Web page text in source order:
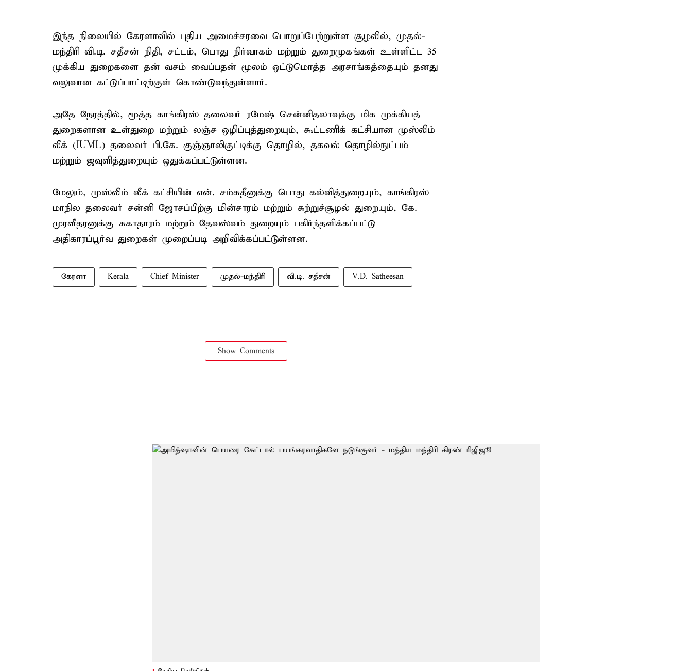
இந்த நிலையில் கேரளாவில் புதிய அமைச்சரவை பொறுப்பேற்றுள்ள சூழலில், முதல்-
மந்திரி வி.டி. சதீசன் நிதி, சட்டம், பொது நிர்வாகம் மற்றும் துறைமுகங்கள் உள்ளிட்ட 35
முக்கிய துறைகளை தன் வசம் வைப்பதன் மூலம் ஒட்டுமொத்த அரசாங்கத்தையும் தனது
வலுவான கட்டுப்பாட்டிற்குள் கொண்டுவந்துள்ளார்.
அதே நேரத்தில், மூத்த காங்கிரஸ் தலைவர் ரமேஷ் சென்னிதலாவுக்கு மிக முக்கியத்
துறைகளான உள்துறை மற்றும் லஞ்ச ஒழிப்புத்துறையும், கூட்டணிக் கட்சியான முஸ்லிம்
லீக் (IUML) தலைவர் பி.கே. குஞ்ஞாலிகுட்டிக்கு தொழில், தகவல் தொழில்நுட்பம்
மற்றும் ஜவுளித்துறையும் ஒதுக்கப்பட்டுள்ளன.
மேலும், முஸ்லிம் லீக் கட்சியின் என். சம்சுதீனுக்கு பொது கல்வித்துறையும், காங்கிரஸ்
மாநில தலைவர் சன்னி ஜோசப்பிற்கு மின்சாரம் மற்றும் சுற்றுச்சூழல் துறையும், கே.
முரளீதரனுக்கு சுகாதாரம் மற்றும் தேவஸ்வம் துறையும் பகிர்ந்தளிக்கப்பட்டு
அதிகாரப்பூர்வ துறைகள் முறைப்படி அறிவிக்கப்பட்டுள்ளன.
கேரளா Kerala Chief Minister முதல்-மந்திரி வி.டி. சதீசன் V.D. Satheesan
Show Comments